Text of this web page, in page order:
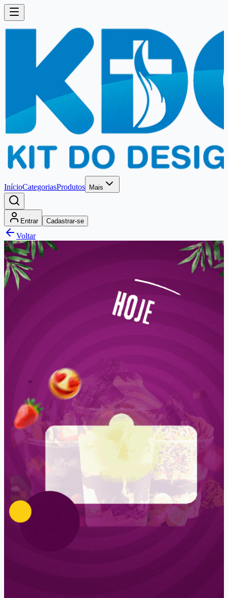
InícioCategoriasProdutos Mais
Entrar Cadastrar-se
Voltar